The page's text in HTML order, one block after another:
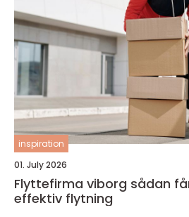
inspiration
01. July 2026
Flyttefirma viborg sådan får du en tryg og
effektiv flytning